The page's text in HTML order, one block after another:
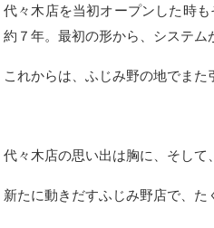
代々木店を当初オープンした時
約７年。最初の形から、システム
これからは、ふじみ野の地でまた
代々木店の思い出は胸に、そして
新たに動きだすふじみ野店で、